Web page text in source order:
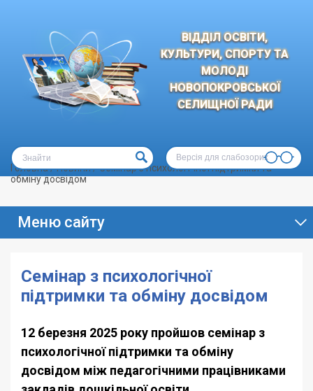
ВІДДІЛ ОСВІТИ,
КУЛЬТУРИ, СПОРТУ ТА
МОЛОДІ
НОВОПОКРОВСЬКОЇ
СЕЛИЩНОЇ РАДИ
Версія для слабозорих
Головна/Новини/Семінар з психологічної підтримки та
обміну досвідом
Меню сайту
Семінар з психологічної
підтримки та обміну досвідом
12 березня 2025 року пройшов семінар з
психологічної підтримки та обміну
досвідом між педагогічними працівниками